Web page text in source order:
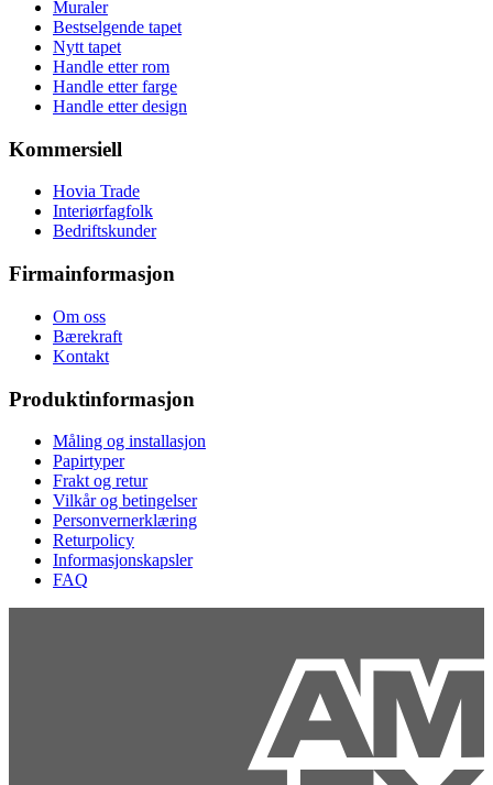
Muraler
Bestselgende tapet
Nytt tapet
Handle etter rom
Handle etter farge
Handle etter design
Kommersiell
Hovia Trade
Interiørfagfolk
Bedriftskunder
Firmainformasjon
Om oss
Bærekraft
Kontakt
Produktinformasjon
Måling og installasjon
Papirtyper
Frakt og retur
Vilkår og betingelser
Personvernerklæring
Returpolicy
Informasjonskapsler
FAQ